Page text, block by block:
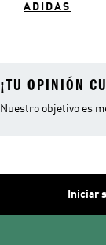
ADIDAS
¡TU OPINIÓN
Nuestro objetivo es
Iniciar